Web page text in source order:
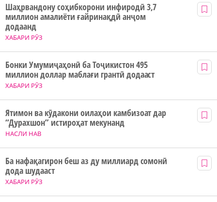
ХАБАРИ РӮЗ
Шаҳрвандону соҳибкорони инфиродӣ 3,7
миллион амалиёти ғайринақдӣ анҷом
додаанд
ХАБАРИ РӮЗ
Бонки Умумиҷаҳонӣ ба Тоҷикистон 495
миллион доллар маблағи грантӣ додааст
НАСЛИ НАВ
Ятимон ва кӯдакони оилаҳои камбизоат дар
“Дурахшон” истироҳат мекунанд
ХАБАРИ РӮЗ
Ба нафақагирон беш аз ду миллиард сомонӣ
дода шудааст